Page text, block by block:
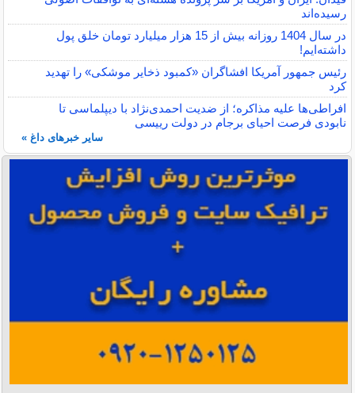
رسیده‌اند
در سال 1404 روزانه بیش از 15 هزار میلیارد تومان خلق پول
داشته‌ایم!
رئیس جمهور آمریکا افشاگران «کمبود ذخایر موشکی» را تهدید
کرد
افراطی‌ها علیه مذاکره؛ از ضدیت احمدی‌نژاد با دیپلماسی تا
نابودی فرصت احیای برجام در دولت رییسی
سایر خبرهای داغ »